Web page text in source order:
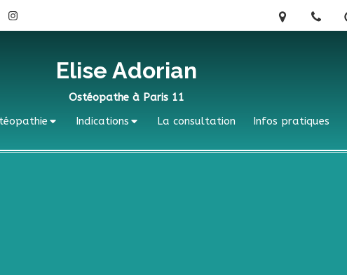
Elise Adorian
Ostéopathe à Paris 11
Indications La consultation Infos pratiques